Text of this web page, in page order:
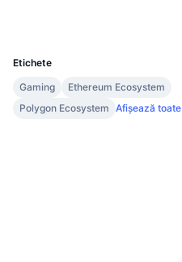
Etichete
Gaming
Ethereum Ecosystem
Polygon Ecosystem Afișează toate